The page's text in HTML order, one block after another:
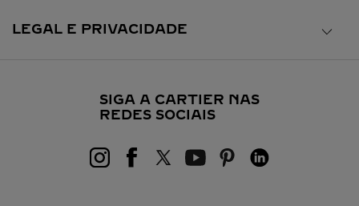
LEGAL E PRIVACIDADE
SIGA A CARTIER NAS
REDES SOCIAIS